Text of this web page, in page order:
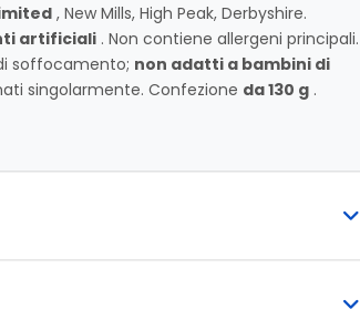
, New Mills, High Peak, Derbyshire.
artificiali. Non contiene allergeni principali.
soffocamento; non adatti a bambini di
singolarmente. Confezione da 130 g.